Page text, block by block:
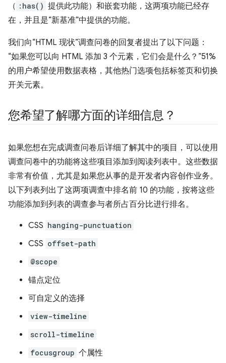
（ :has() 提供此功能）和嵌套功能，这两项功能已经存
在，并且是“新基准”中提供的功能。
我们向“HTML 现状”调查问卷的回复者提出了以下问题：
“如果您可以向 HTML 添加 3 个元素，它们会是什么？”51%
的用户希望使用数据表格，其他热门选项包括标签页和切换
开关元素。
您希望了解哪方面的详细信息？
如果您想在完成调查问卷后详细了解其中的项目，可以使用
调查问卷中的功能将这些项目添加到阅读列表中。这些数据
非常有价值，尤其是如果您从事的是开发者内容创作业务。
以下列表列出了这两项调查中排名前 10 的功能，按将这些
功能添加到列表的调查参与者所占百分比进行排名。
CSS hanging-punctuation
CSS offset-path
@scope
锚点定位
可自定义的选择
view-timeline
scroll-timeline
focusgroup 个属性